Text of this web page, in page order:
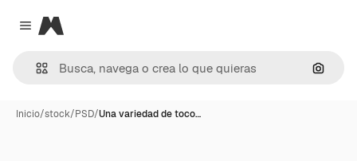
Close menu
Magnific
Inicio/stock/PSD/Una variedad de toco…